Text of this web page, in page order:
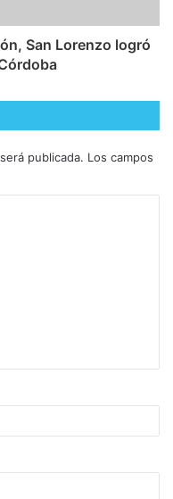
San Lorenzo logró
publicada. Los campos